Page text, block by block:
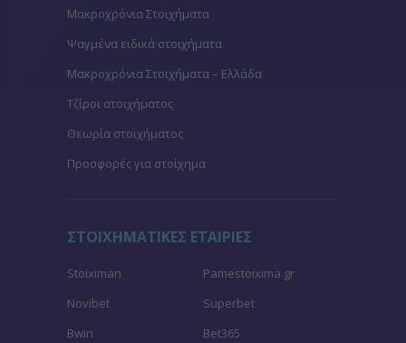
Μακροχρόνια Στοιχήματα
Ψαγμένα ειδικά στοιχήματα
Μακροχρόνια Στοιχήματα – Ελλάδα
Τζίροι στοιχήματος
Θεωρία στοιχήματος
Προσφορές για στοίχημα
ΣΤΟΙΧΗΜΑΤΙΚΕΣ ΕΤΑΙΡΙΕΣ
Stoiximan
Pamestoixima.gr
Novibet
Superbet
Bwin
Bet365